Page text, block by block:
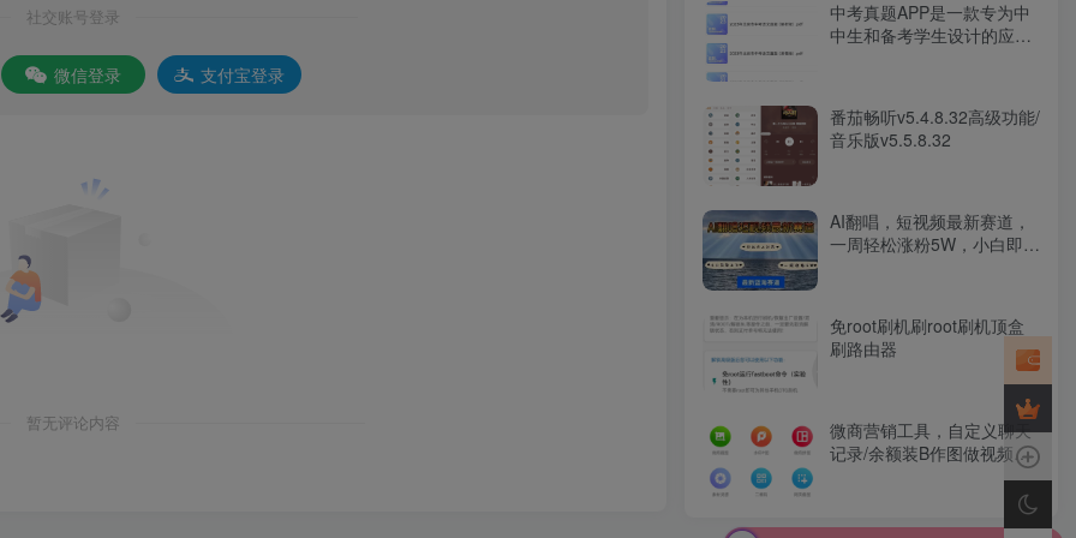
社交账号登录
微信登录 支付宝登录
暂无评论内容
中考真题APP是一款专为中
中生和备考学生设计的应用
番茄畅听v5.4.8.32高级功能/
音乐版v5.5.8.32
AI翻唱，短视频最新赛道，
一周轻松涨粉5W，小白即可
免root刷机刷root刷机顶盒
刷路由器
微商营销工具，自定义聊天
记录/余额装B作图做视频和
素材下发的一站式工具。